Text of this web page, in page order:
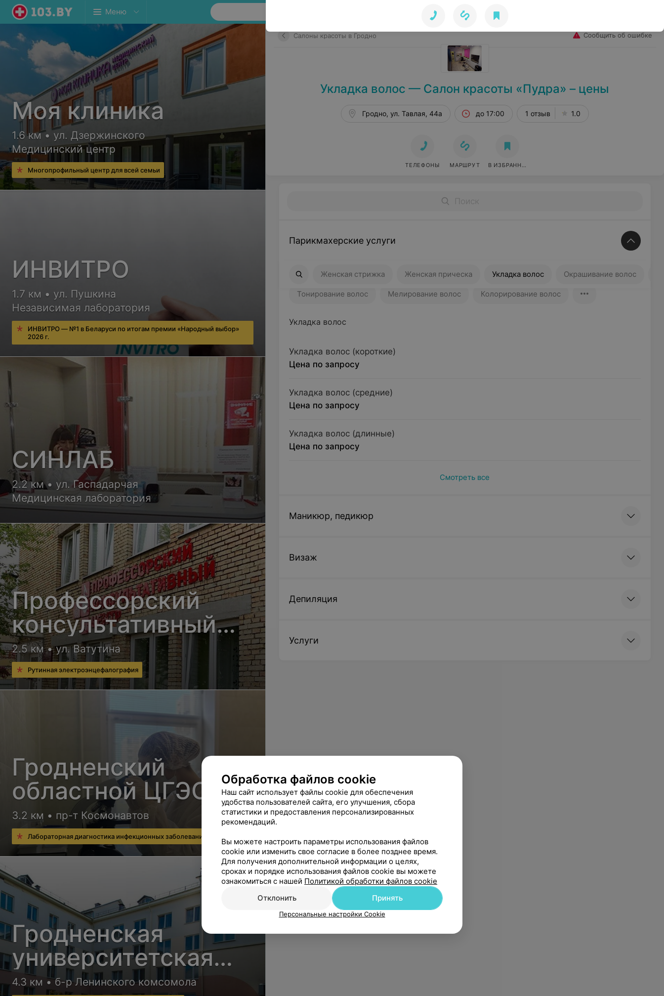
Меню
Салоны красоты в Гродно Сообщить об ошибке
Укладка волос — Салон красоты «Пудра» – цены
Гродно, ул. Тавлая, 44а до 17:00 1 отзыв 1.0
ТЕЛЕФОНЫ МАРШРУТ В ИЗБРАННОЕ
Парикмахерские услуги
Женская стрижка Женская прическа Укладка волос Окрашивание волос
Женская стрижка Женская прическа Укладка волос Окрашивание волос
Тонирование волос Мелирование волос Колорирование волос
Укладка волос
Укладка волос (короткие)
Цена по запросу
Укладка волос (средние)
Цена по запросу
Укладка волос (длинные)
Цена по запросу
Смотреть все
Маникюр, педикюр
Визаж
Депиляция
Услуги
Моя клиника
1.6 км • ул. Дзержинского
Медицинский центр
Многопрофильный центр для всей семьи
ИНВИТРО
1.7 км • ул. Пушкина
Независимая лаборатория
ИНВИТРО — №1 в Беларуси по итогам премии «Народный выбор»
2026 г.
СИНЛАБ
2.2 км • ул. Гаспадарчая
Медицинская лаборатория
Профессорский
консультативный
центр г. Гродно
2.5 км • ул. Ватутина
Рутинная электроэнцефалография
Гродненский
областной ЦГЭОЗ
3.2 км • пр-т Космонавтов
Лабораторная диагностика инфекционных заболеваний
Гродненская
университетская
клиника
4.3 км • б-р Ленинского комсомола
Обработка файлов cookie
Наш сайт использует файлы cookie для обеспечения
удобства пользователей сайта, его улучшения, сбора
статистики и предоставления персонализированных
рекомендаций.
Вы можете настроить параметры использования файлов
cookie или изменить свое согласие в более позднее время.
Для получения дополнительной информации о целях,
сроках и порядке использования файлов cookie вы можете
ознакомиться с нашей Политикой обработки файлов cookie
Отклонить
Принять
Персональные настройки Cookie